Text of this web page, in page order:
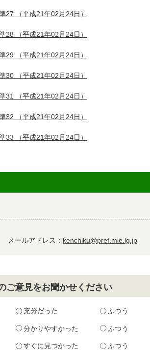
27 （平成21年02月24日）
28 （平成21年02月24日）
29 （平成21年02月24日）
30 （平成21年02月24日）
31 （平成21年02月24日）
32 （平成21年02月24日）
33 （平成21年02月24日）
メールアドレス： kenchiku@pref.mie.lg.jp
ご意見をお聞かせください
充分だった ふつう
分かりやすかった ふつう
すぐに見つかった ふつう